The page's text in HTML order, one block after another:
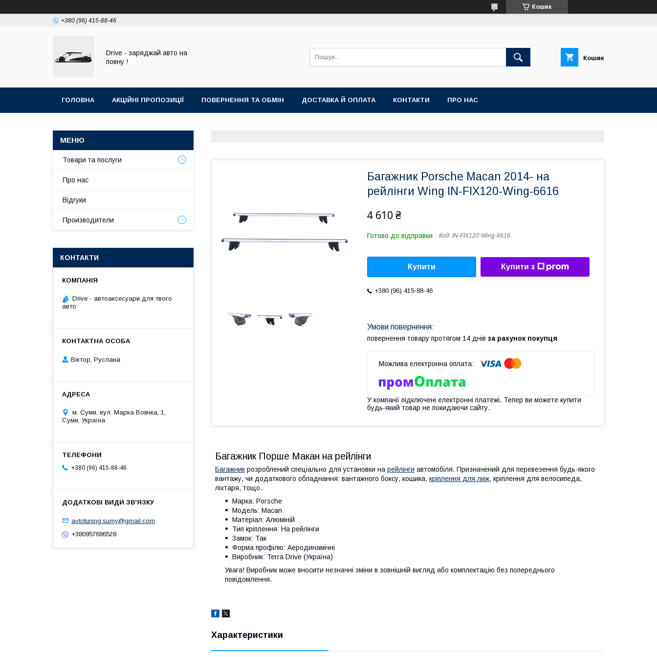
Кошик
+380 (96) 415-88-46
Drive - заряджай авто на
повну !
Кошик
ГОЛОВНА АКЦІЙНІ ПРОПОЗИЦІЇ ПОВЕРНЕННЯ ТА ОБМІН ДОСТАВКА Й ОПЛАТА КОНТАКТИ ПРО НАС
Багажник Porsche Macan 2014- на
рейлінги Wing IN-FIX120-Wing-6616
4 610 ₴
Готово до відправки Код: IN-FIX120-Wing-6616
Купити Купити з
+380 (96) 415-88-46
повернення товару протягом 14 днів за рахунок покупця
У компанії підключені електронні платежі. Тепер ви можете купити
будь-який товар не покидаючи сайту.
Багажник Порше Макан на рейлінги
Багажник розроблений спеціально для установки нарейлінги автомобіля. Призначений для перевезення будь-якого
вантажу, чи додаткового обладнання: вантажного боксу, кошика, кріплення для лиж, кріплення для велосипеда,
ліхтаря, тощо.
Марка: Porsche
Модель: Macan
Матеріал: Алюміній
Тип кріплення: На рейлінги
Замок: Так
Форма профілю: Аеродинамічні
Виробник: Terra Drive (Україна)
Увага! Виробник може вносити незначні зміни в зовнішній вигляд або комплектацію без попереднього
повідомлення.
Характеристики
Товари та послуги
Про нас
Відгуки
Производители
КОНТАКТИ
Drive - автоаксесуари для твого
авто
Віктор, Руслана
м. Суми, вул. Марка Вовчка, 1,
Суми, Україна
+380 (96) 415-88-46
avtotuning.sumy@gmail.com
+380957686528